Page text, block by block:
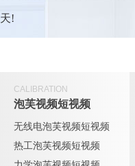
天!
CALIBRATION
泡芙视频短视频
无线电泡芙视频短视频
热工泡芙视频短视频